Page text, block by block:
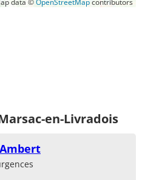
data ©OpenStreetMapcontributors
en-Livradois